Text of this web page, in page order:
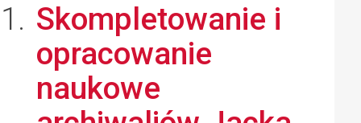
Skompletowanie i
opracowanie
naukowe